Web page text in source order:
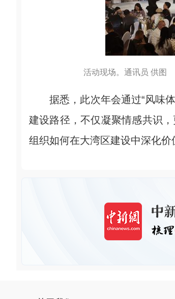
活动现场。通讯员 供图
据悉，此次年会通过“风味体
建设路径，不仅凝聚情感共识
组织如何在大湾区建设中深化